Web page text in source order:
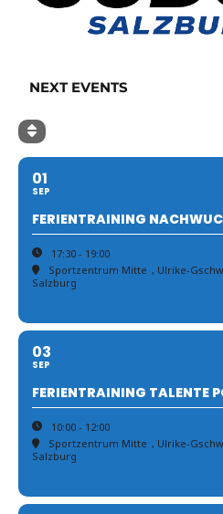
NEXT EVENTS
01
SEP
FERIENTRAINING
17:30 - 19:00
Sportzentrum Mitte , Ulrike-
Salzburg
03
SEP
FERIENTRAINING TALENTE
10:00 - 12:00
Sportzentrum Mitte , Ulrike-
Salzburg